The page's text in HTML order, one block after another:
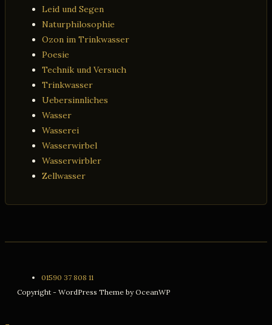
Leid und Segen
Naturphilosophie
Ozon im Trinkwasser
Poesie
Technik und Versuch
Trinkwasser
Uebersinnliches
Wasser
Wasserei
Wasserwirbel
Wasserwirbler
Zellwasser
01590 37 808 11
Copyright - WordPress Theme by OceanWP